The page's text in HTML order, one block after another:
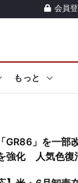
会員
もっと
GR86」を一
強化 人気色復